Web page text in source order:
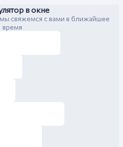
в окне
свяжемся с вами в ближайшее
время